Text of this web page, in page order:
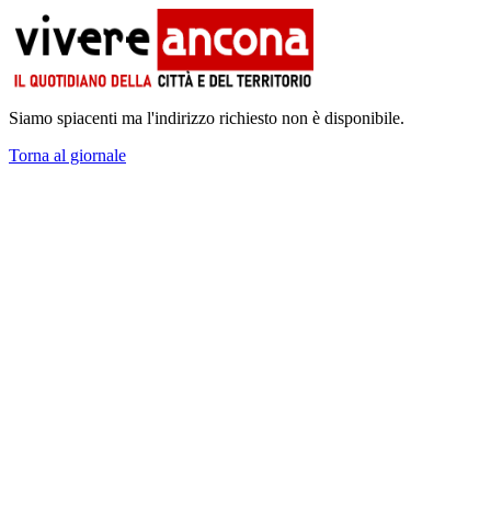
Siamo spiacenti ma l'indirizzo richiesto non è disponibile.
Torna al giornale